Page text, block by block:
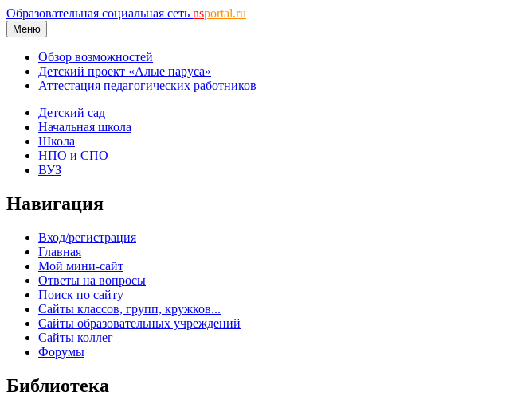
Образовательная социальная сеть nsportal.ru
Меню
Обзор возможностей
Детский проект «Алые паруса»
Аттестация педагогических работников
Детский сад
Начальная школа
Школа
НПО и СПО
ВУЗ
Навигация
Вход/регистрация
Главная
Мой мини-сайт
Ответы на вопросы
Поиск по сайту
Сайты классов, групп, кружков...
Сайты образовательных учреждений
Сайты коллег
Форумы
Библиотека